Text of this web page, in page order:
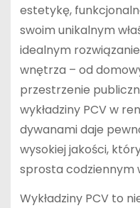
estetykę,
swoim unikalnym
idealnym
wnętrza – od
przestrzenie
wykładziny PCV w
dywanami daje
wysokiej jakości,
sprosta codziennym
Wykładziny PCV to